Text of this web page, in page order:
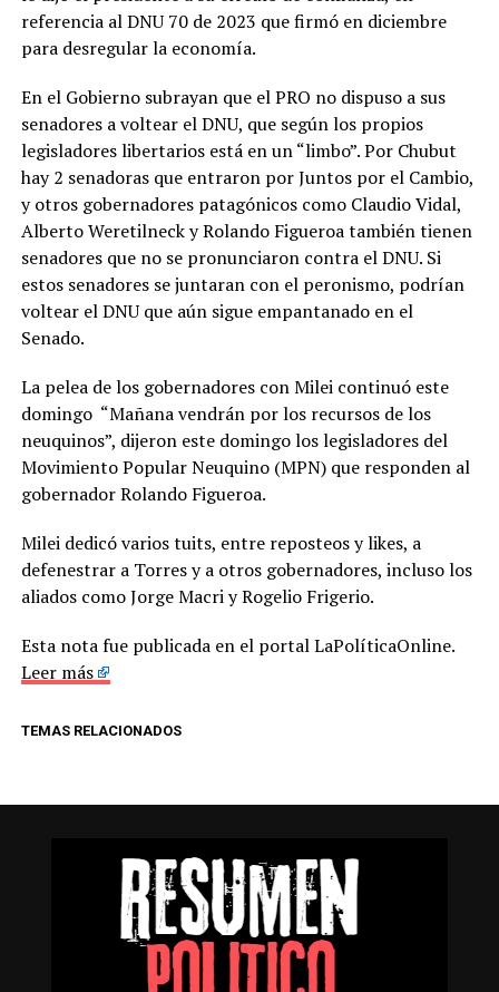
referencia al DNU 70 de 2023 que firmó en diciembre
para desregular la economía.
En el Gobierno subrayan que el PRO no dispuso a sus
senadores a voltear el DNU, que según los propios
legisladores libertarios está en un “limbo”. Por Chubut
hay 2 senadoras que entraron por Juntos por el Cambio,
y otros gobernadores patagónicos como Claudio Vidal,
Alberto Weretilneck y Rolando Figueroa también tienen
senadores que no se pronunciaron contra el DNU. Si
estos senadores se juntaran con el peronismo, podrían
voltear el DNU que aún sigue empantanado en el
Senado.
La pelea de los gobernadores con Milei continuó este
domingo “Mañana vendrán por los recursos de los
neuquinos”, dijeron este domingo los legisladores del
Movimiento Popular Neuquino (MPN) que responden al
gobernador Rolando Figueroa.
Milei dedicó varios tuits, entre reposteos y likes, a
defenestrar a Torres y a otros gobernadores, incluso los
aliados como Jorge Macri y Rogelio Frigerio.
Esta nota fue publicada en el portal LaPolíticaOnline.
Leer más
TEMAS RELACIONADOS